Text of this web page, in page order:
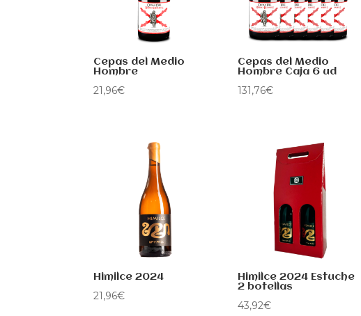
Cepas del Medio
Hombre
21,96€
Cepas del Medio
Hombre Caja 6 ud
131,76€
Himilce 2024
21,96€
Himilce 2024 Estuche
2 botellas
43,92€